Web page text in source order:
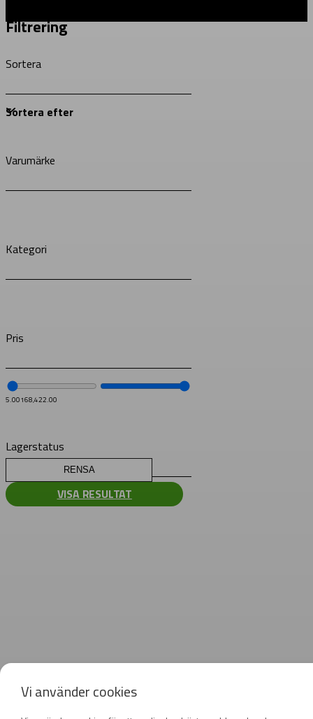
Vi använder cookies
Filtrering
Sortera
Varumärke
Kategori
Pris
5.00168,422.00
Lagerstatus
RENSA
VISA RESULTAT